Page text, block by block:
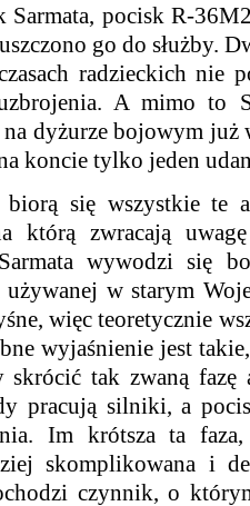
pocisk R-
go do służby.
radzieckich nie
A mimo to
dyżurze bojowym już
koncie tylko jeden
biorą się wszystkie te
którą zwracają
wywodzi się
w starym
więc teoretycznie
wyjaśnienie jest
skrócić tak zwaną
pracują silniki, a
Im krótsza ta
skomplikowana i
czynnik, o